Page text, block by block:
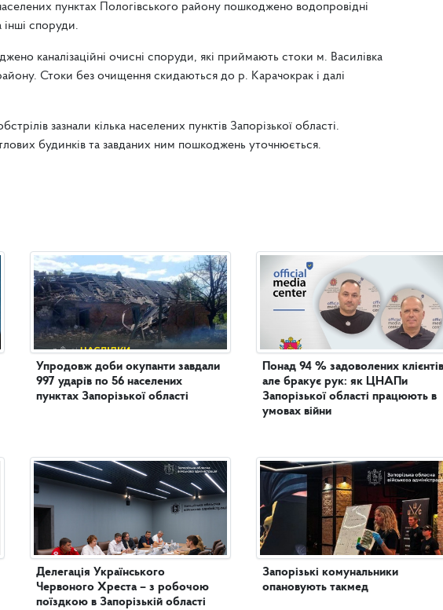
пунктах Пологівського району пошкоджено водопровідні
інші споруди.
каналізаційні очисні споруди, які приймають стоки м. Василівка
Стоки без очищення скидаються до р. Карачокрак і далі
зазнали кілька населених пунктів Запорізької області.
будинків та завданих ним пошкоджень уточнюється.
Упродовж доби окупанти завдали
997 ударів по 56 населених
пунктах Запорізької області
Делегація Українського
Червоного Хреста – з робочою
поїздкою в Запорізькій області
Понад 94 % задоволених
але бракує рук: як ЦНАПи
Запорізької області працюють в
умовах війни
Запорізькі комунальники
опановують такмед